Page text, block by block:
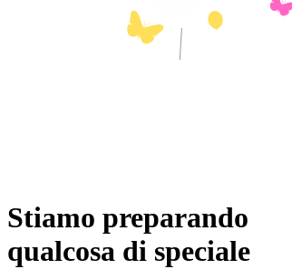
Stiamo preparando
qualcosa di speciale